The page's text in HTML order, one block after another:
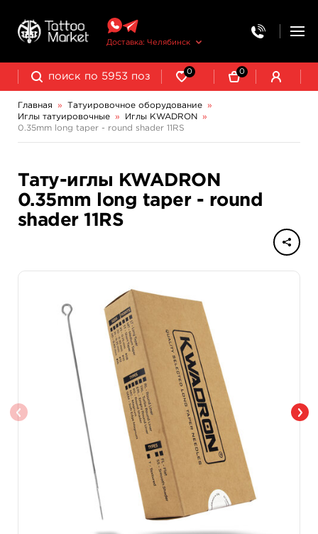
Доставка: Челябинск
0 0
Главная » Татуировочное оборудование
»
Иглы татуировочные
» Иглы KWADRON
»
0.35mm long taper - round shader 11RS
Тату-иглы KWADRON
0.35mm long taper - round
shader 11RS